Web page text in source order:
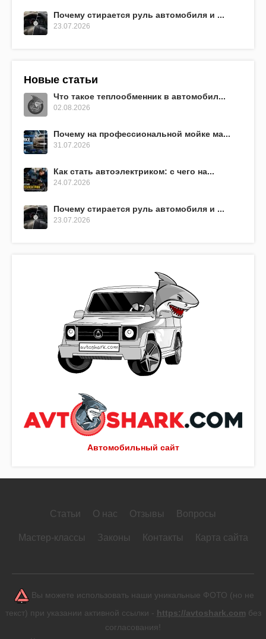
Автомобильный сайт
Почему стирается руль автомобиля и ...
23.07.2026
Новые статьи
Что такое теплообменник в автомобил...
02.08.2026
Почему на профессиональной мойке ма...
31.07.2026
Как стать автоэлектриком: с чего на...
24.07.2026
Почему стирается руль автомобиля и ...
23.07.2026
Статьи О нас Отзывы Вопросы
Мастер-классы Законы Контакты Карта сайта
Вы можете использовать наши уникальные ФОТО (но не
текст) при указании активной ссылки - https://avtoshark.com без
согласования!